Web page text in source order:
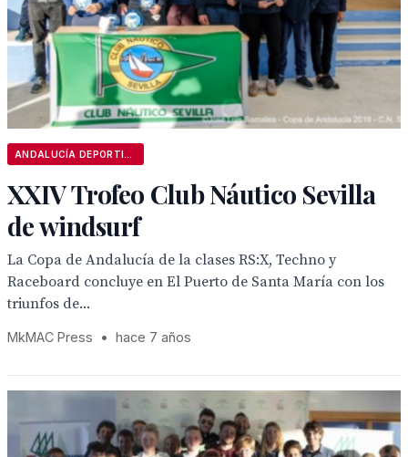
XXIV Trofeo Club Náutico Sevilla
de windsurf
La Copa de Andalucía de la clases RS:X, Techno y
Raceboard concluye en El Puerto de Santa María con los
triunfos de...
MkMAC Press • hace 7 años